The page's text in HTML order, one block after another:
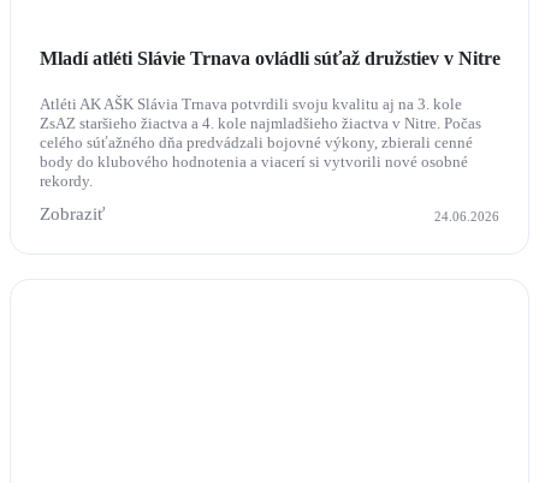
Mladí atléti Slávie Trnava ovládli súťaž družstiev v Nitre
Atléti AK AŠK Slávia Trnava potvrdili svoju kvalitu aj na 3. kole
ZsAZ staršieho žiactva a 4. kole najmladšieho žiactva v Nitre. Počas
celého súťažného dňa predvádzali bojovné výkony, zbierali cenné
body do klubového hodnotenia a viacerí si vytvorili nové osobné
rekordy.
Zobraziť 24.06.2026